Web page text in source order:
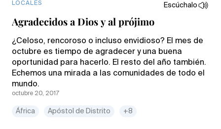
LOCALES Escúchalo
Agradecidos a Dios y al prójimo
¿Celoso, rencoroso o incluso envidioso? El mes de
octubre es tiempo de agradecer y una buena
oportunidad para hacerlo. El resto del año también.
Echemos una mirada a las comunidades de todo el
mundo.
octubre 20, 2017
África Apóstol de Distrito +8